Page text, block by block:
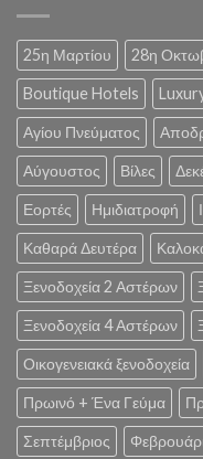
25η Μαρτίου 28η
Boutique Hotels
Αγίου Πνεύματος
Αύγουστος Βίλες
Εορτές Ημιδιατροφή
Καθαρά Δευτέρα
Ξενοδοχεία 2 Αστέρων
Ξενοδοχεία 4 Αστέρων
Οικογενειακά ξενοδοχεία
Πρωινό + Ένα Γεύμα
Σεπτέμβριος